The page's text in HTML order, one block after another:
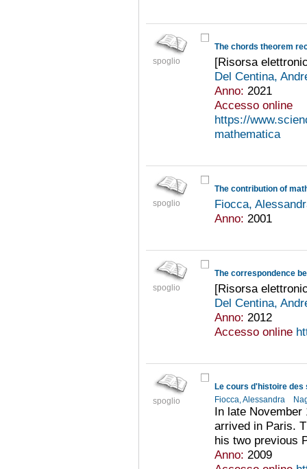
spoglio
[Risorsa
Del Centina,
Anno: 2021
Accesso online
https://
mathematica
spoglio
Fiocca,
Anno: 2001
spoglio
[Risorsa
Del Centina,
Anno: 2012
Accesso online
spoglio Fiocca, Alessandra
In late November
arrived in Paris.
his two previous
Anno: 2009